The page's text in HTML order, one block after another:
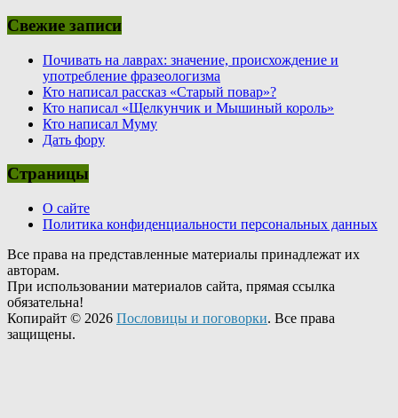
Свежие записи
Почивать на лаврах: значение, происхождение и
употребление фразеологизма
Кто написал рассказ «Старый повар»?
Кто написал «Щелкунчик и Мышиный король»
Кто написал Муму
Дать фору
Страницы
О сайте
Политика конфиденциальности персональных данных
Все права на представленные материалы принадлежат их
авторам.
При использовании материалов сайта, прямая ссылка
обязательна!
Копирайт © 2026 Пословицы и поговорки. Все права
защищены.